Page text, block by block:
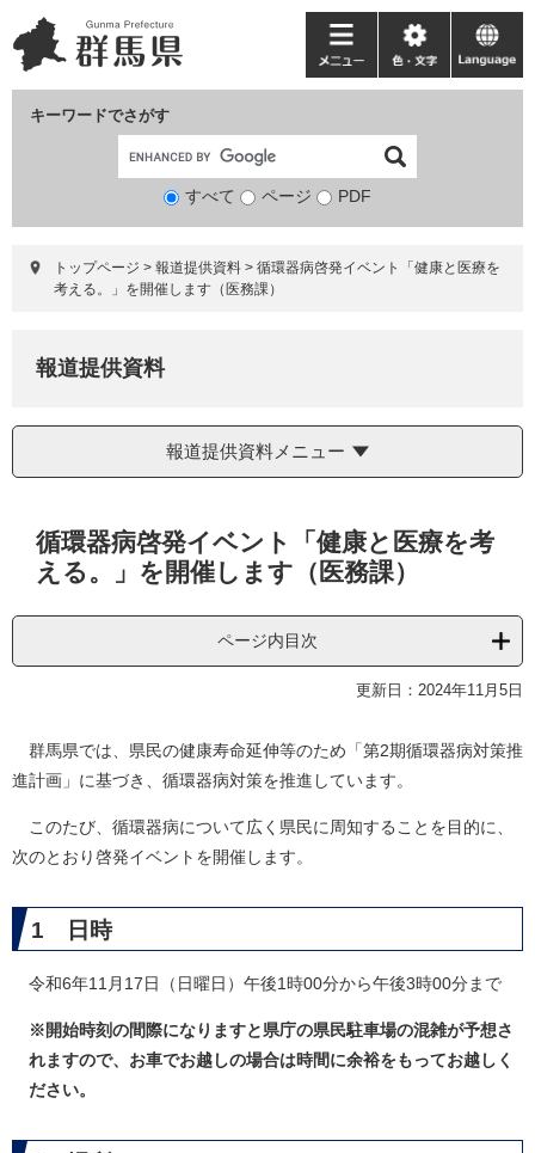
ー
ジ
ニ
ュ
て
キーワードでさがす
検
象
すべて ページ PDF
メ
ニ
ー
色・
文
language
トップページ > 報道提供資料 > 循環器病啓発イベント「健康と医療を
考える。」を開催します（医務課）
報道提供資料
報道提供資料メニュー
循環器病啓発イベント「健康と医療を考
える。」を開催します（医務課）
ページ内目次
更新日：2024年11月5日
群馬県では、県民の健康寿命延伸等のため「第2期循環器病対策推
進計画」に基づき、循環器病対策を推進しています。
このたび、循環器病について広く県民に周知することを目的に、
次のとおり啓発イベントを開催します。
1 日時
令和6年11月17日（日曜日）午後1時00分から午後3時00分まで
※開始時刻の間際になりますと県庁の県民駐車場の混雑が予想さ
れますので、お車でお越しの場合は時間に余裕をもってお越しく
ださい。